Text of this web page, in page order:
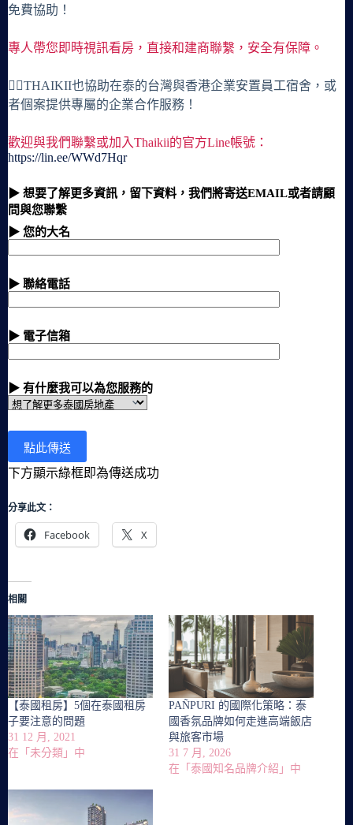
免費協助！
專人帶您即時視訊看房，直接和建商聯繫，安全有保障。
🙋‍♀️THAIKII也協助在泰的台灣與香港企業安置員工宿舍，或
者個案提供專屬的企業合作服務！
歡迎與我們聯繫或加入Thaikii的官方Line帳號：
https://lin.ee/WWd7Hqr
▶ 想要了解更多資訊，留下資料，我們將寄送EMAIL或者請顧
問與您聯繫
▶ 您的大名
▶ 聯絡電話
▶ 電子信箱
▶ 有什麼我可以為您服務的
下方顯示綠框即為傳送成功
分享此文：
Facebook X
相關
【泰國租房】5個在泰國租房
子要注意的問題
31 12 月, 2021
在「未分類」中
PAÑPURI 的國際化策略：泰
國香氛品牌如何走進高端飯店
與旅客市場
31 7 月, 2026
在「泰國知名品牌介紹」中